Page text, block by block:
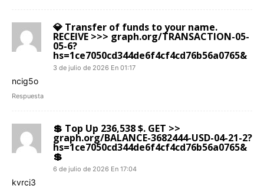
💎 Transfer of funds to your name.
RECEIVE >>> graph.org/TRANSACTION-05-
05-6?
hs=1ce7050cd344de6f4cf4cd76b56a0765&
3 de julio de 2026 En 01:17
ncig5o
Respuesta
💲 Top Up 236,538 $. GET >>
graph.org/BALANCE-3682444-USD-04-21-2?
hs=1ce7050cd344de6f4cf4cd76b56a0765&
💲
6 de julio de 2026 En 17:04
kvrcj3